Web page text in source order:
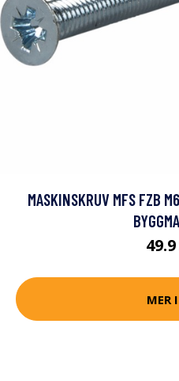
MASKINSKRUV MFS FZB
49.9
MER